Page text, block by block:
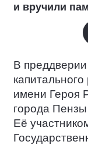
и вручили
В
имени Героя
города Пензы
Её